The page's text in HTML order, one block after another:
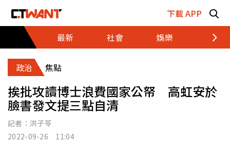
下載 APP
最新
社會 娛樂 財經
政治 焦點
挨批攻讀博士浪費國家公帑 高虹安於
臉書發文提三點自清
記者： 洪子苓
2022-09-26 11:04